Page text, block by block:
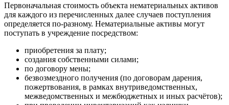
Первоначальная стоимость объекта нематериальных активов
для каждого из перечисленных далее случаев поступления
определяется по-разному. Нематериальные активы могут
поступать в учреждение посредством:
приобретения за плату;
создания собственными силами;
по договору мены;
безвозмездного получения (по договорам дарения,
пожертвования, в рамках внутриведомственных,
межведомственных и межбюджетных и иных расчётов);